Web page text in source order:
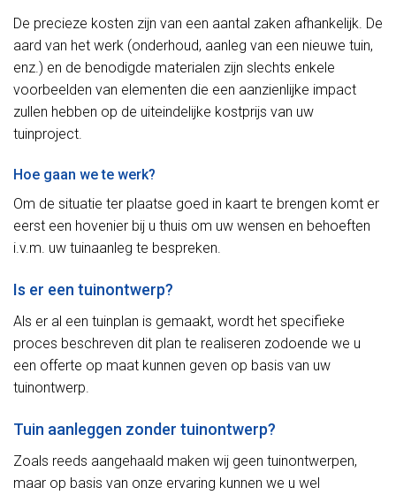
De precieze kosten zijn van een aantal zaken afhankelijk. De
aard van het werk (onderhoud, aanleg van een nieuwe tuin,
enz.) en de benodigde materialen zijn slechts enkele
voorbeelden van elementen die een aanzienlijke impact
zullen hebben op de uiteindelijke kostprijs van uw
tuinproject.
Hoe gaan we te werk?
Om de situatie ter plaatse goed in kaart te brengen komt er
eerst een hovenier bij u thuis om uw wensen en behoeften
i.v.m. uw tuinaanleg te bespreken.
Is er een tuinontwerp?
Als er al een tuinplan is gemaakt, wordt het specifieke
proces beschreven dit plan te realiseren zodoende we u
een offerte op maat kunnen geven op basis van uw
tuinontwerp.
Tuin aanleggen zonder tuinontwerp?
Zoals reeds aangehaald maken wij geen tuinontwerpen,
maar op basis van onze ervaring kunnen we u wel